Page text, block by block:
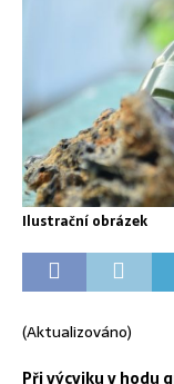
Ilustrační obrázek
(Aktualizováno)
Při výcviku v hodu